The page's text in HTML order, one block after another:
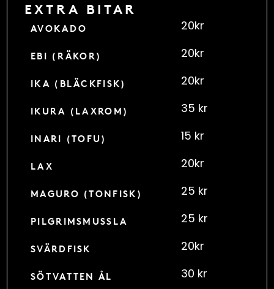
EXTRA BITAR
AVOKADO 20kr
EBI (RÄKOR) 20kr
IKA (BLÄCKFISK) 20kr
IKURA (LAXROM) 35 kr
INARI (TOFU) 15 kr
LAX 20kr
MAGURO (TONFISK) 25 kr
PILGRIMSMUSSLA 25 kr
SVÄRDFISK 20kr
SÖTVATTEN ÅL 30 kr